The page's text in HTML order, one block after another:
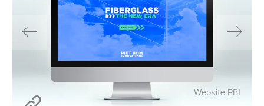
Website PBI